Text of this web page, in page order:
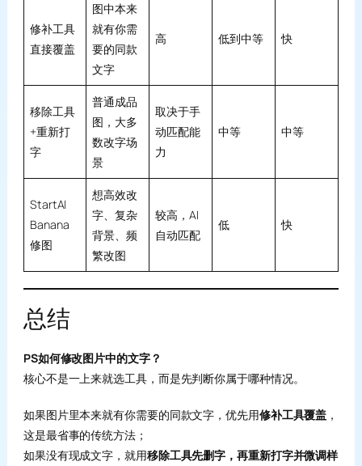
修补工具
直接覆盖
图中本来
就有你需
要的同款
文字
高 低到中等 快
移除工具
+重新打
字
普通成品
图，大多
数改字场
景
取决于手
动匹配能
力
中等 中等
StartAI
Banana
修图
想高效改
字、复杂
背景、频
繁改图
较高，AI
自动匹配
低 快
总结
PS如何修改图片中的文字？
核心不是一上来就选工具，而是先判断你属于哪种情况。
如果图片里本来就有你需要的同款文字，优先用修补工具覆盖 ，
这是最省事的传统方法；
如果没有现成文字，就用移除工具先删字，再重新打字并微调样